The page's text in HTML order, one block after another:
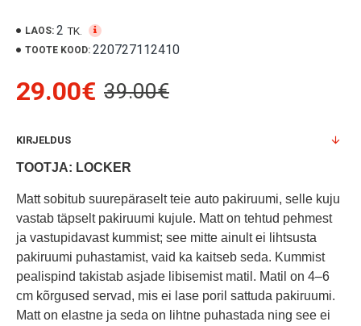
LAOS: 2 TK.
TOOTE KOOD: 220727112410
29.00€ 39.00€
KIRJELDUS
TOOTJA: LOCKER
Matt sobitub suurepäraselt teie auto pakiruumi, selle kuju
vastab täpselt pakiruumi kujule. Matt on tehtud pehmest
ja vastupidavast kummist; see mitte ainult ei lihtsusta
pakiruumi puhastamist, vaid ka kaitseb seda. Kummist
pealispind takistab asjade libisemist matil. Matil on 4–6
cm kõrgused servad, mis ei lase poril sattuda pakiruumi.
Matt on elastne ja seda on lihtne puhastada ning see ei